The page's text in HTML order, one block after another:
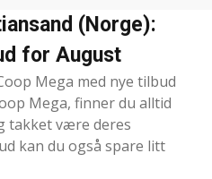
(Norge):
for August
Mega med nye tilbud
Mega, finner du alltid
takket være deres
kan du også spare litt